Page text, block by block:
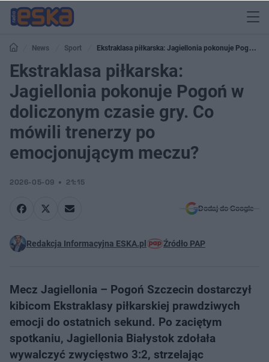
News Sport
Ekstraklasa piłkarska: Jagiellonia pokonuje Pogoń w
doliczonym czasie gry. Co mówili trenerzy po emocjonującym meczu?
Ekstraklasa piłkarska:
Jagiellonia pokonuje Pogoń w
doliczonym czasie gry. Co
mówili trenerzy po
emocjonującym meczu?
2026-05-09 21:15
Dodaj do Google
Redakcja Informacyjna ESKA.pl Źródło PAP
Mecz Jagiellonia – Pogoń Szczecin dostarczył
kibicom Ekstraklasy piłkarskiej prawdziwych
emocji do ostatnich sekund. Po zaciętym
spotkaniu, Jagiellonia Białystok zdołała
wywalczyć zwycięstwo 3:2, strzelając